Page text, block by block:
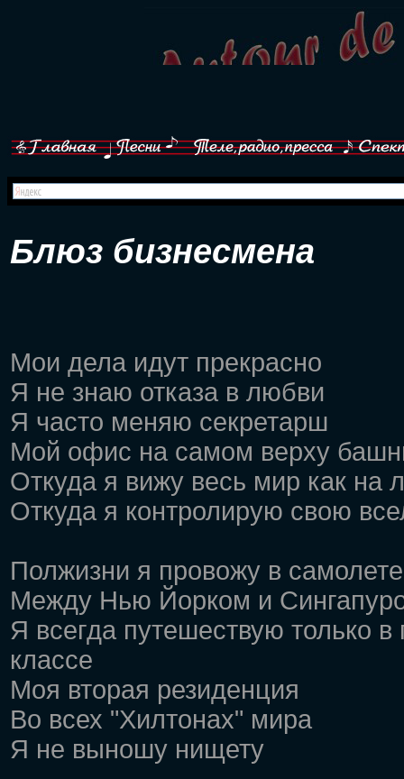
Блюз бизнесмена
Мои дела идут прекрасно
Я не знаю отказа в любви
Я часто меняю секретарш
Мой офис на самом верху
Откуда я вижу весь мир как на
Откуда я контролирую свою
Полжизни я провожу в самолете
Между Нью Йорком и
Я всегда путешествую только в
классе
Моя вторая резиденция
Во всех "Хилтонах" мира
Я не выношу нищету